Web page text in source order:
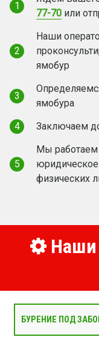
1
77-70 или
2
Наши
ямобур
3
ямобура
4
Заключаем
5
Мы работаем
физических
Наши
БУРЕНИЕ ПОД